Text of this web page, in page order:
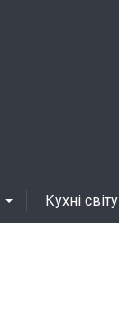
Кухні світу